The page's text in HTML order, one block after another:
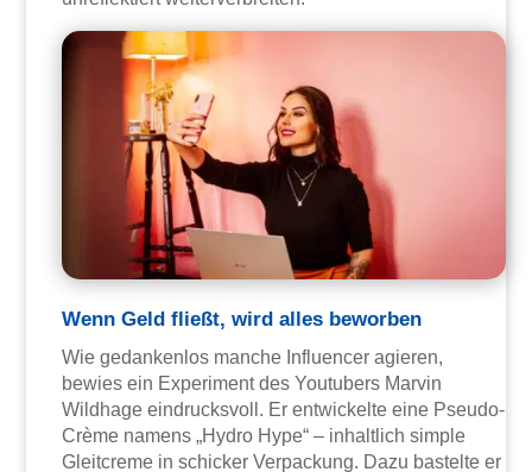
Wenn Geld fließt, wird alles beworben
Wie gedankenlos manche Influencer agieren,
bewies ein Experiment des Youtubers Marvin
Wildhage eindrucksvoll. Er entwickelte eine Pseudo-
Crème namens „Hydro Hype“ – inhaltlich simple
Gleitcreme in schicker Verpackung. Dazu bastelte er